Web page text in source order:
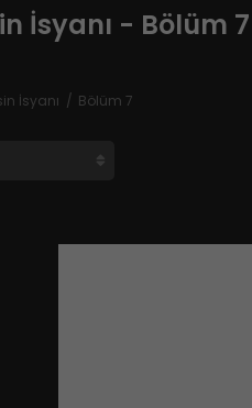
İsyanı - Bölüm 7
İsyanı Bölüm 7